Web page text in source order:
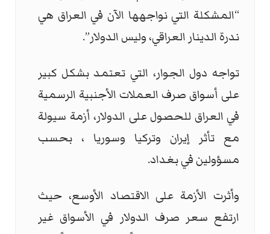
“المشكلة التي نواجهها الآن في العراق هي
ندرة الدينار العراقي، وليس الدولار”.
تواجه دول الجوار، التي تعتمد بشكل كبير
على أسواق صرف العملات الأجنبية الرسمية
في العراق للحصول على الدولار، أزمة سيولة
مع تأثر إيران وتركيا وسوريا ، بحسب
مسؤولين في بغداد.
وأثرت الأزمة على الاقتصاد الأوسع، حيث
ارتفع سعر صرف الدولار في الأسواق غير